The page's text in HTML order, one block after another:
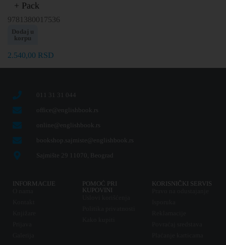
+ Pack
9781380017536
Dodaj u
korpu
2.540,00 RSD
011 31 31 044
office@englishbook.rs
online@englishbook.rs
bookshop.sajmiste@englishbook.rs
Sajmište 29 11070, Beograd
INFORMACIJE
POMOĆ PRI
KUPOVINI
KORISNIČKI SERVIS